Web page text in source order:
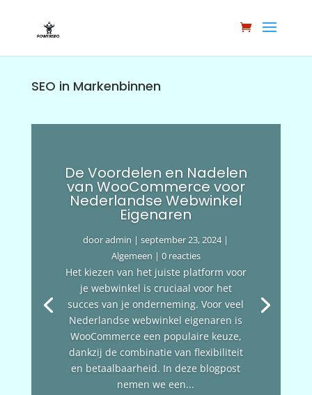
SEO in Markenbinnen
De Voordelen en Nadelen
van WooCommerce voor
Nederlandse Webwinkel
Eigenaren
dooradmin |september 23, 2024|
Algemeen | 0 reacties
Het kiezen van het juiste platform voor
je webwinkel is cruciaal voor het
succes van je onderneming. Voor veel
Nederlandse webwinkel eigenaren is
WooCommerce een populaire keuze,
dankzij de combinatie van flexibiliteit
en betaalbaarheid. In deze blogpost
nemen we een...